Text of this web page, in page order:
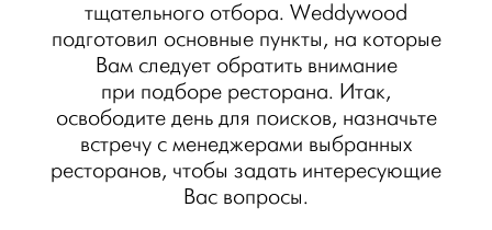
тщательного отбора. Weddywood
подготовил основные пункты, на которые
Вам следует обратить внимание
при подборе ресторана. Итак,
освободите день для поисков, назначьте
встречу с менеджерами выбранных
ресторанов, чтобы задать интересующие
Вас вопросы.